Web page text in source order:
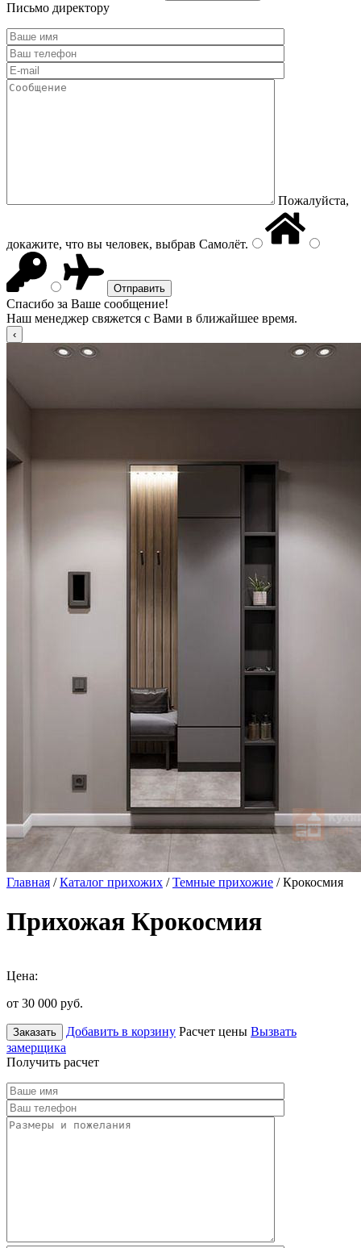
Письмо директору
Пожалуйста,
докажите, что вы человек, выбрав Самолёт.
Спасибо за Ваше сообщение!
Наш менеджер свяжется с Вами в ближайшее время.
Главная /Каталог прихожих /Темные прихожие / Крокосмия
Прихожая Крокосмия
Цена:
от 30 000 руб.
Заказать Добавить в корзину Расчет цены Вызвать
замерщика
Получить расчет